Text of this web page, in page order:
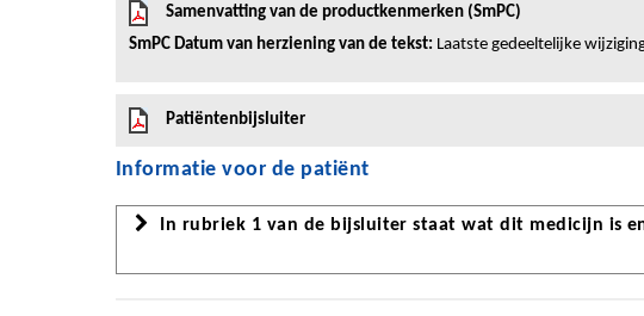
Samenvatting van de productkenmerken (SmPC)
SmPC Datum van herziening van de tekst: Laatste gedeeltelijke
Patiëntenbijsluiter
Informatie voor de patiënt
In rubriek 1 van de bijsluiter staat wat dit medicijn is